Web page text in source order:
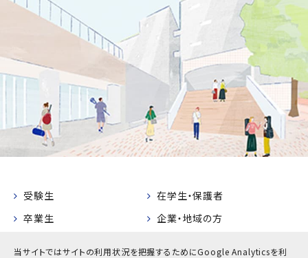
当サイトではサイトの利用状況を把握するためにGoogle Analyticsを利
受験生
在学生・保護者
卒業生
企業・地域の方